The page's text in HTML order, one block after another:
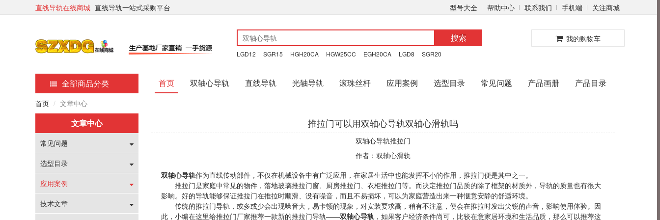
直线导轨在线商城 直线导轨一站式采购平台 型号大全 帮助中心 联系我们 手机端 关注商城
搜索
LGD12 SGR15 HGH20CA HGW25CC EGH20CA LGD8 SGR20
我的购物车
全部商品分类 首页 双轴心导轨 直线导轨 光轴导轨 滚珠丝杆 应用案例 选型目录 常见问题 产品画册 产品目录
首页 文章中心
文章中心
常见问题
选型目录
应用案例
技术文章
推拉门可以用双轴心导轨双轴心滑轨吗
双轴心导轨推拉门
作者： 双轴心滑轨
双轴心导轨作为直线传动部件，不仅在机械设备中有广泛应用，在家居生活中也能发挥不小的作用，推拉门便是其中之一。
推拉门是家庭中常见的物件，落地玻璃推拉门窗、厨房推拉门、衣柜推拉门等。而决定推拉门品质的除了框架的材质外，导轨的质量也有很大
影响。好的导轨能够保证推拉门在推拉时顺滑、没有噪音，而且不易损坏，可以为家庭营造出来一种惬意安静的舒适环境。
传统的推拉门导轨，或多或少会出现噪音大，易卡顿的现象，对安装要求高，稍有不注意，便会在推拉时发出尖锐的声音，影响使用体验。因
此，小编在这里给推拉门厂家推荐一款新的推拉门导轨——双轴心导轨 ，如果客户经济条件尚可，比较在意家居环境和生活品质，那么可以推荐这